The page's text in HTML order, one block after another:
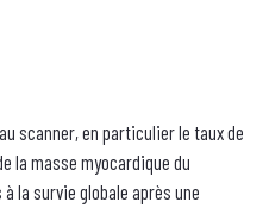
scanner, en particulier le taux de
la masse myocardique du
la survie globale après une